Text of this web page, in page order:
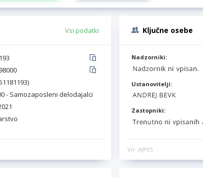
Vsi podatki
- Samozaposleni delodajalci
Ključne osebe
Nadzorniki:
Ustanovitelji:
Zastopniki:
Vir: AJPES